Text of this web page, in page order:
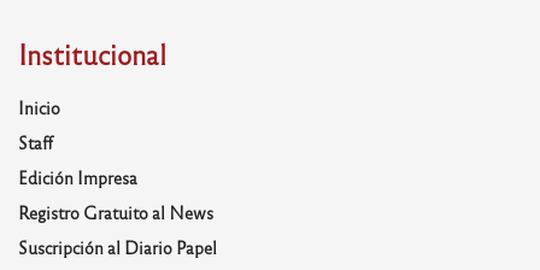
Institucional
Inicio
Staff
Edición Impresa
Registro Gratuito al News
Suscripción al Diario Papel